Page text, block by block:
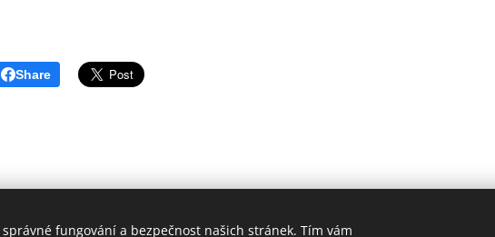
Share
fungování a bezpečnost našich stránek. Tím vám